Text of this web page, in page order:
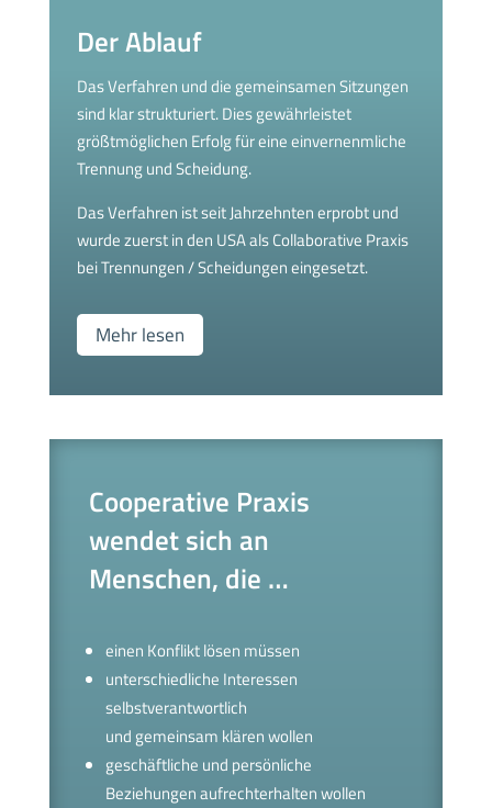
Der Ablauf
Das Verfahren und die gemeinsamen Sitzungen
sind klar strukturiert. Dies gewährleistet
größtmöglichen Erfolg für eine einvernenmliche
Trennung und Scheidung.
Das Verfahren ist seit Jahrzehnten erprobt und
wurde zuerst in den USA als Collaborative Praxis
bei Trennungen / Scheidungen eingesetzt.
Mehr lesen
Cooperative Praxis
wendet sich an
Menschen, die …
einen Konflikt lösen müssen
unterschiedliche Interessen
selbstverantwortlich
und gemeinsam klären wollen
geschäftliche und persönliche
Beziehungen aufrechterhalten wollen